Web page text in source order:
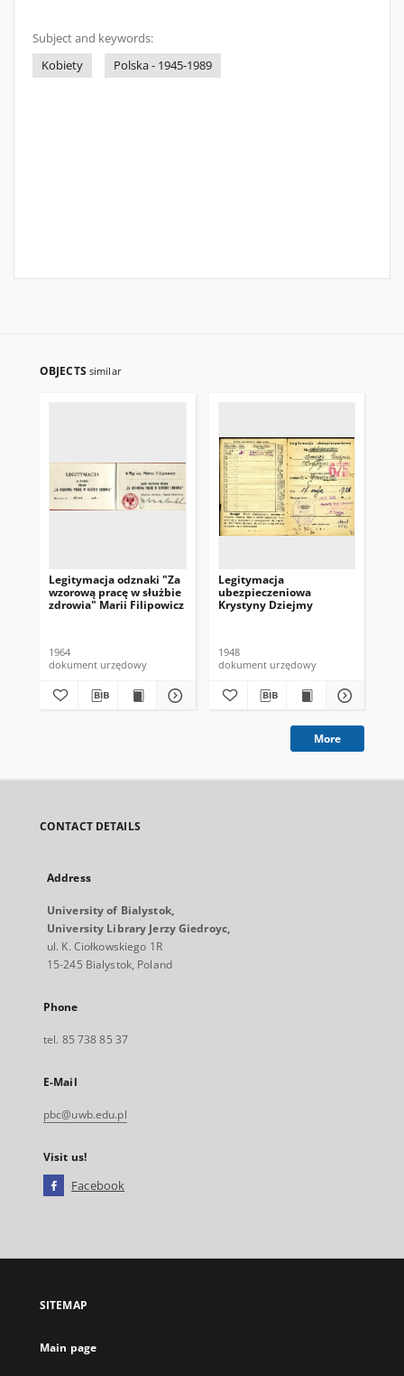
Subject and keywords:
Kobiety
Polska - 1945-1989
OBJECTS similar
Legitymacja odznaki "Za
wzorową pracę w służbie
zdrowia" Marii Filipowicz
1964
dokument urzędowy
Legitymacja
ubezpieczeniowa
Krystyny Dziejmy
1948
dokument urzędowy
More
CONTACT DETAILS
Address
University of Bialystok,
University Library Jerzy Giedroyc,
ul. K. Ciołkowskiego 1R
15-245 Bialystok, Poland
Phone
tel. 85 738 85 37
E-Mail
pbc@uwb.edu.pl
Visit us!
Facebook
open
new
SITEMAP
Main page